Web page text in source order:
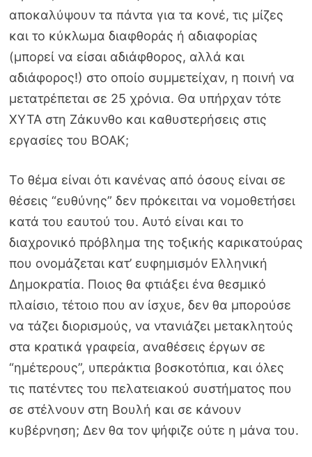
αποκαλύψουν τα πάντα για τα κονέ, τις μίζες
και το κύκλωμα διαφθοράς ή αδιαφορίας
(μπορεί να είσαι αδιάφθορος, αλλά και
αδιάφορος!) στο οποίο συμμετείχαν, η ποινή να
μετατρέπεται σε 25 χρόνια. Θα υπήρχαν τότε
ΧΥΤΑ στη Ζάκυνθο και καθυστερήσεις στις
εργασίες του ΒΟΑΚ;
Το θέμα είναι ότι κανένας από όσους είναι σε
θέσεις “ευθύνης” δεν πρόκειται να νομοθετήσει
κατά του εαυτού του. Αυτό είναι και το
διαχρονικό πρόβλημα της τοξικής καρικατούρας
που ονομάζεται κατ’ ευφημισμόν Ελληνική
Δημοκρατία. Ποιος θα φτιάξει ένα θεσμικό
πλαίσιο, τέτοιο που αν ίσχυε, δεν θα μπορούσε
να τάζει διορισμούς, να ντανιάζει μετακλητούς
στα κρατικά γραφεία, αναθέσεις έργων σε
“ημέτερους”, υπεράκτια βοσκοτόπια, και όλες
τις πατέντες του πελατειακού συστήματος που
σε στέλνουν στη Βουλή και σε κάνουν
κυβέρνηση; Δεν θα τον ψήφιζε ούτε η μάνα του.